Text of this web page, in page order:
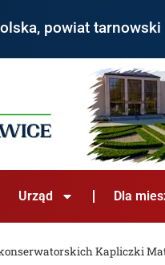
powiat tarnowski
Urząd Dla
Kapliczki